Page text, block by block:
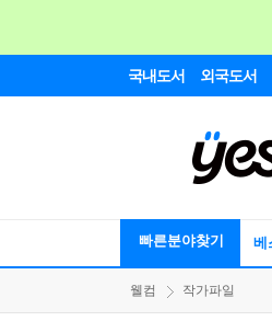
국내도서 외국도서
빠른분야찾기 베
웰컴 작가파일